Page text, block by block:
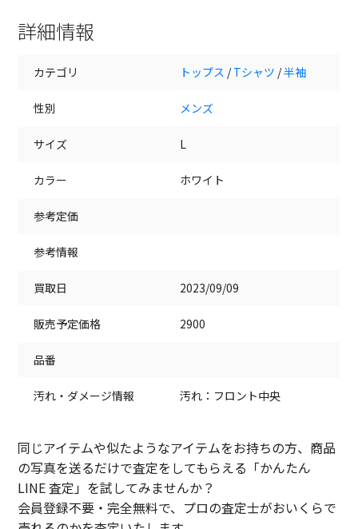
詳細情報
カテゴリ トップス /Tシャツ /半袖
性別 メンズ
サイズ L
カラー ホワイト
参考定価
参考情報
買取日 2023/09/09
販売予定価格 2900
品番
汚れ・ダメージ情報 汚れ：フロント中央
同じアイテムや似たようなアイテムをお持ちの方、商品
の写真を送るだけで査定をしてもらえる「かんたん
LINE 査定」を試してみませんか？
会員登録不要・完全無料で、プロの査定士がおいくらで